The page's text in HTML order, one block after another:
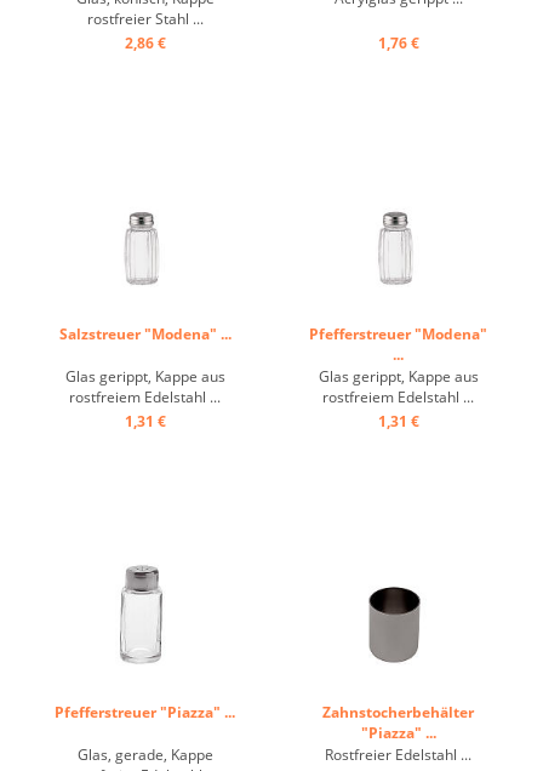
rostfreier Stahl ...
2,86 €
1,76 €
Salzstreuer "Modena" ...
Glas gerippt, Kappe aus
rostfreiem Edelstahl ...
1,31 €
Pfefferstreuer "Modena"
...
Glas gerippt, Kappe aus
rostfreiem Edelstahl ...
1,31 €
Pfefferstreuer "Piazza" ...
Glas, gerade, Kappe
Zahnstocherbehälter
"Piazza" ...
Rostfreier Edelstahl ...